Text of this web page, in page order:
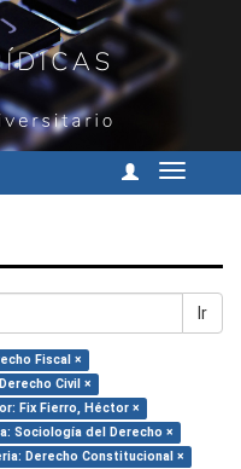
Cambiar
Ir
Fiscal ×
Civil ×
Fix Fierro, Héctor ×
Sociología del Derecho ×
Derecho Constitucional ×